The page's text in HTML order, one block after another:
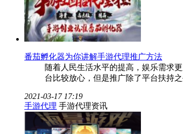
番茄孵化器为你讲解手游代理推广方法
随着人民生活水平的提高，娱乐需求
台比较放心，但是推广除了平台扶持
2021-03-17 17:19
手游代理 手游代理资讯